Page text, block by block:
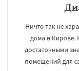
Ничто так не
дома в Кирове.
достаточными
помещений для